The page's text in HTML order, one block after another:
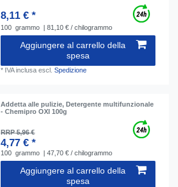
8,11 € *
100 grammo | 81,10 € / chilogrammo
Aggiungere al carrello della
spesa
* IVA inclusa escl.Spedizione
Addetta alle pulizie, Detergente multifunzionale
- Chemipro OXI 100g
RRP 5,96 €
4,77 € *
100 grammo | 47,70 € / chilogrammo
Aggiungere al carrello della
spesa